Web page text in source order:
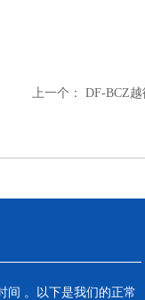
上一个： DF-BCZ
间 。以下是我们的正常